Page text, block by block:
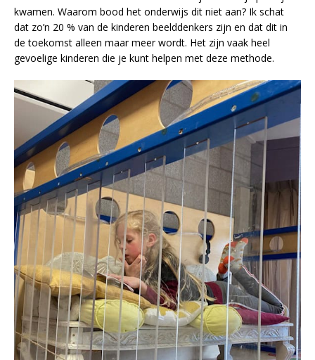
kwamen. Waarom bood het onderwijs dit niet aan? Ik schat
dat zo’n 20 % van de kinderen beelddenkers zijn en dat dit in
de toekomst alleen maar meer wordt. Het zijn vaak heel
gevoelige kinderen die je kunt helpen met deze methode.